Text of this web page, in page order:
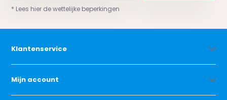
* Lees hier de wettelijke beperkingen
Klantenservice
Mijn account